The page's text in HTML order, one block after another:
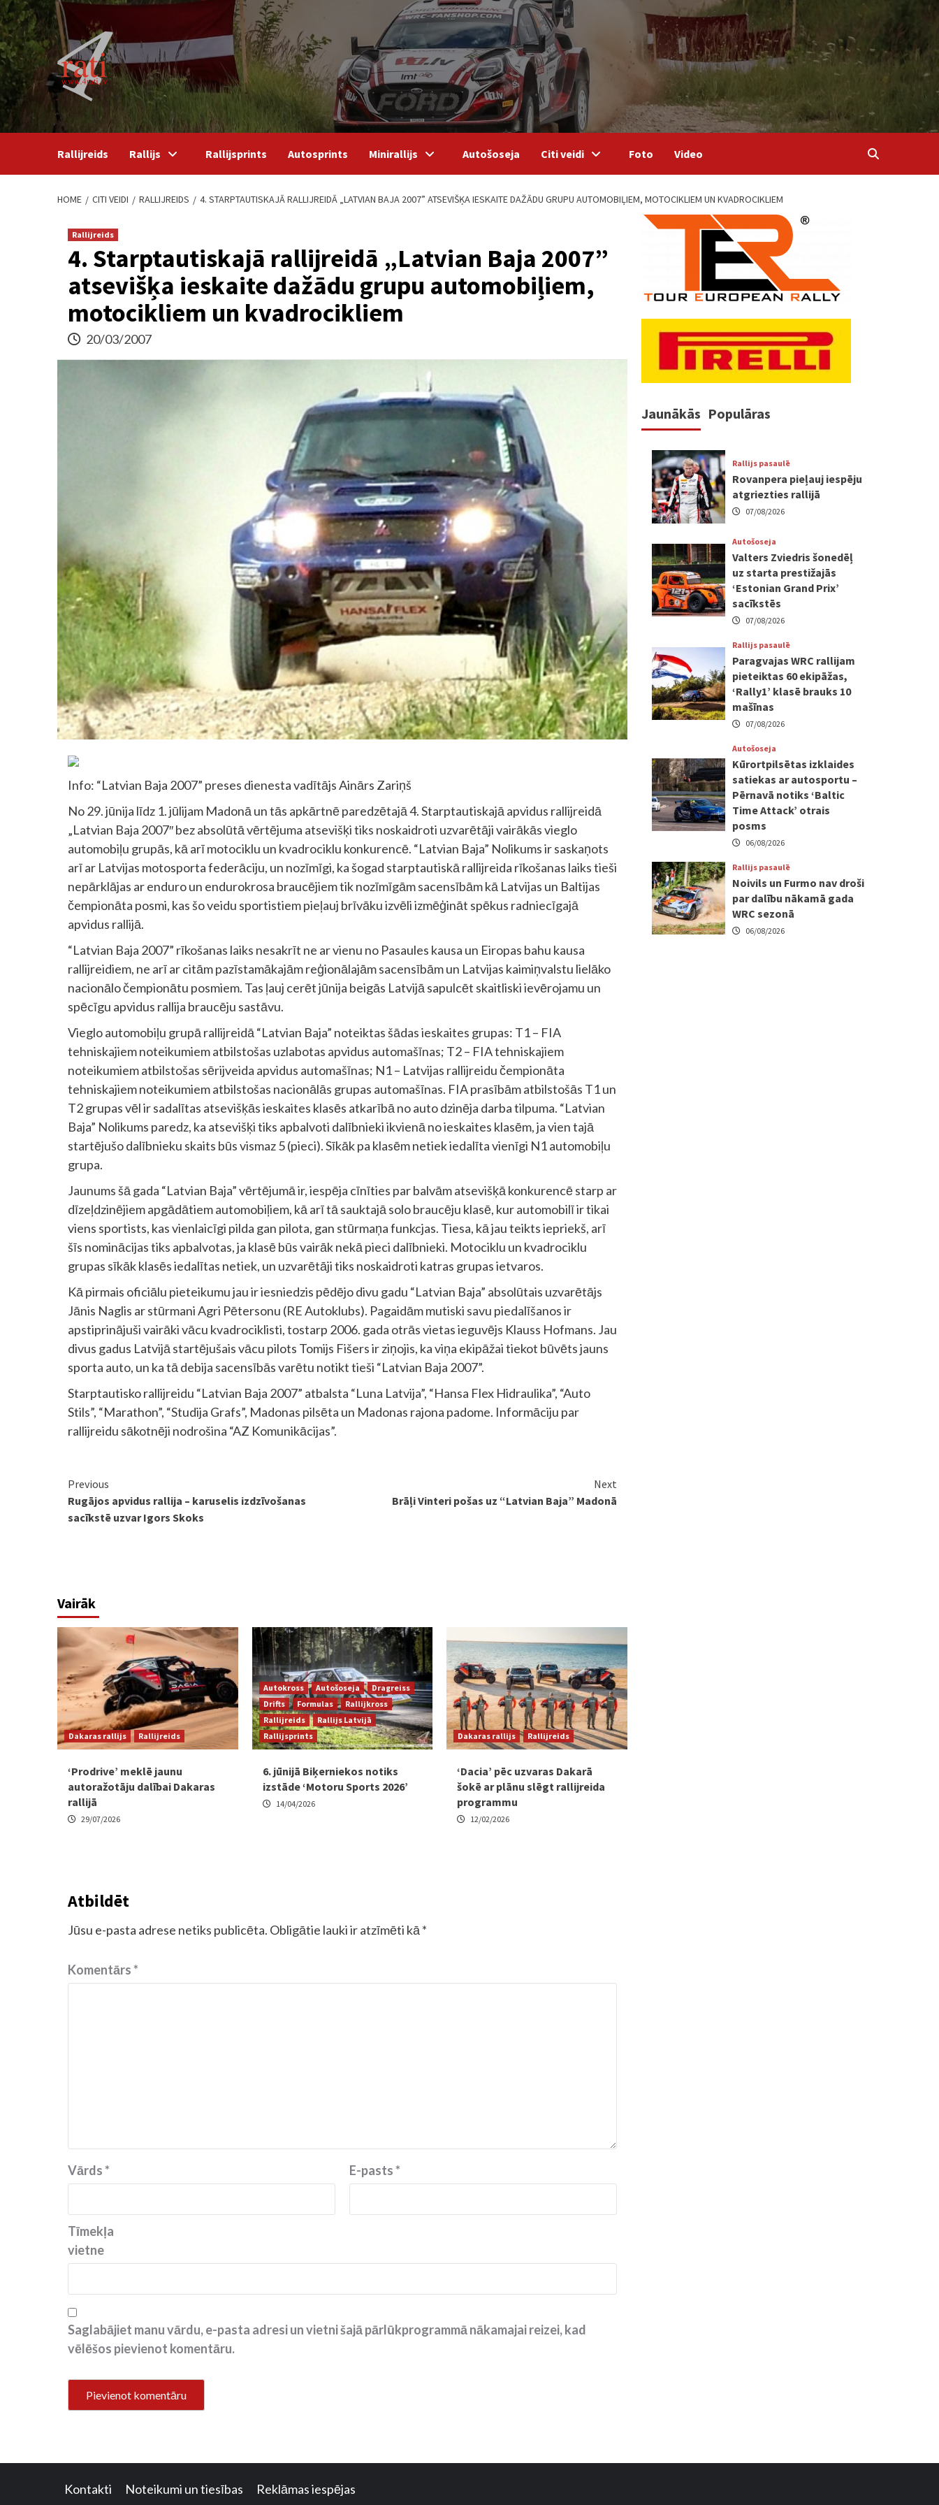
Skip
to
content
Rallijreids Rallijs Rallijsprints Autosprints Minirallijs Autošoseja Citi veidi Foto Video
HOME CITI VEIDI RALLIJREIDS 4. STARPTAUTISKAJĀ RALLIJREIDĀ „LATVIAN BAJA 2007” ATSEVIŠĶA IESKAITE DAŽĀDU GRUPU AUTOMOBIĻIEM, MOTOCIKLIEM UN KVADROCIKLIEM
Rallijreids
4. Starptautiskajā rallijreidā „Latvian Baja 2007”
atsevišķa ieskaite dažādu grupu automobiļiem,
motocikliem un kvadrocikliem
20/03/2007
Info: “Latvian Baja 2007” preses dienesta vadītājs Ainārs Zariņš
No 29. jūnija līdz 1. jūlijam Madonā un tās apkārtnē paredzētajā 4. Starptautiskajā apvidus rallijreidā
„Latvian Baja 2007″ bez absolūtā vērtējuma atsevišķi tiks noskaidroti uzvarētāji vairākās vieglo
automobiļu grupās, kā arī motociklu un kvadrociklu konkurencē. “Latvian Baja” Nolikums ir saskaņots
arī ar Latvijas motosporta federāciju, un nozīmīgi, ka šogad starptautiskā rallijreida rīkošanas laiks tieši
nepārklājas ar enduro un endurokrosa braucējiem tik nozīmīgām sacensībām kā Latvijas un Baltijas
čempionāta posmi, kas šo veidu sportistiem pieļauj brīvāku izvēli izmēģināt spēkus radniecīgajā
apvidus rallijā.
“Latvian Baja 2007” rīkošanas laiks nesakrīt ne ar vienu no Pasaules kausa un Eiropas bahu kausa
rallijreidiem, ne arī ar citām pazīstamākajām reģionālajām sacensībām un Latvijas kaimiņvalstu lielāko
nacionālo čempionātu posmiem. Tas ļauj cerēt jūnija beigās Latvijā sapulcēt skaitliski ievērojamu un
spēcīgu apvidus rallija braucēju sastāvu.
Vieglo automobiļu grupā rallijreidā “Latvian Baja” noteiktas šādas ieskaites grupas: T1 – FIA
tehniskajiem noteikumiem atbilstošas uzlabotas apvidus automašīnas; T2 – FIA tehniskajiem
noteikumiem atbilstošas sērijveida apvidus automašīnas; N1 – Latvijas rallijreidu čempionāta
tehniskajiem noteikumiem atbilstošas nacionālās grupas automašīnas. FIA prasībām atbilstošās T1 un
T2 grupas vēl ir sadalītas atsevišķās ieskaites klasēs atkarībā no auto dzinēja darba tilpuma. “Latvian
Baja” Nolikums paredz, ka atsevišķi tiks apbalvoti dalībnieki ikvienā no ieskaites klasēm, ja vien tajā
startējušo dalībnieku skaits būs vismaz 5 (pieci). Sīkāk pa klasēm netiek iedalīta vienīgi N1 automobiļu
grupa.
Jaunums šā gada “Latvian Baja” vērtējumā ir, iespēja cīnīties par balvām atsevišķā konkurencē starp ar
dīzeļdzinējiem apgādātiem automobiļiem, kā arī tā sauktajā solo braucēju klasē, kur automobilī ir tikai
viens sportists, kas vienlaicīgi pilda gan pilota, gan stūrmaņa funkcjas. Tiesa, kā jau teikts iepriekš, arī
šīs nominācijas tiks apbalvotas, ja klasē būs vairāk nekā pieci dalībnieki. Motociklu un kvadrociklu
grupas sīkāk klasēs iedalītas netiek, un uzvarētāji tiks noskaidroti katras grupas ietvaros.
Kā pirmais oficiālu pieteikumu jau ir iesniedzis pēdējo divu gadu “Latvian Baja” absolūtais uzvarētājs
Jānis Naglis ar stūrmani Agri Pētersonu (RE Autoklubs). Pagaidām mutiski savu piedalīšanos ir
apstiprinājuši vairāki vācu kvadrociklisti, tostarp 2006. gada otrās vietas ieguvējs Klauss Hofmans. Jau
divus gadus Latvijā startējušais vācu pilots Tomijs Fišers ir ziņojis, ka viņa ekipāžai tiekot būvēts jauns
sporta auto, un ka tā debija sacensībās varētu notikt tieši “Latvian Baja 2007”.
Starptautisko rallijreidu “Latvian Baja 2007” atbalsta “Luna Latvija”, “Hansa Flex Hidraulika”, “Auto
Stils”, “Marathon”, “Studija Grafs”, Madonas pilsēta un Madonas rajona padome. Informāciju par
rallijreidu sākotnēji nodrošina “AZ Komunikācijas”.
Continue
Reading
Previous
Rugājos apvidus rallija – karuselis izdzīvošanas
sacīkstē uzvar Igors Skoks
Next
Brāļi Vinteri pošas uz “Latvian Baja” Madonā
Vairāk
Dakaras rallijs Rallijreids
‘Prodrive’ meklē jaunu
autoražotāju dalībai Dakaras
rallijā
29/07/2026
Autokross Autošoseja
Dragreiss
Drifts
Formulas
Rallijkross
Rallijreids
Rallijs Latvijā
Rallijsprints
6. jūnijā Biķerniekos notiks
izstāde ‘Motoru Sports 2026’
14/04/2026
Dakaras rallijs Rallijreids
‘Dacia’ pēc uzvaras Dakarā
šokē ar plānu slēgt rallijreida
programmu
12/02/2026
Atbildēt
Jūsu e-pasta adrese netiks publicēta. Obligātie lauki ir atzīmēti kā*
Komentārs*
Vārds* E-pasts*
Tīmekļa
vietne
Saglabājiet manu vārdu, e-pasta adresi un vietni šajā pārlūkprogrammā nākamajai reizei, kad
vēlēšos pievienot komentāru.
Jaunākās Populāras
Rallijs pasaulē
Rovanpera pieļauj iespēju
atgriezties rallijā
07/08/2026
Autošoseja
Valters Zviedris šonedēļ
uz starta prestižajās
‘Estonian Grand Prix’
sacīkstēs
07/08/2026
Rallijs pasaulē
Paragvajas WRC rallijam
pieteiktas 60 ekipāžas,
‘Rally1’ klasē brauks 10
mašīnas
07/08/2026
Autošoseja
Kūrortpilsētas izklaides
satiekas ar autosportu –
Pērnavā notiks ‘Baltic
Time Attack’ otrais
posms
06/08/2026
Rallijs pasaulē
Noivils un Furmo nav droši
par dalību nākamā gada
WRC sezonā
06/08/2026
Kontakti Noteikumi un tiesības Reklāmas iespējas